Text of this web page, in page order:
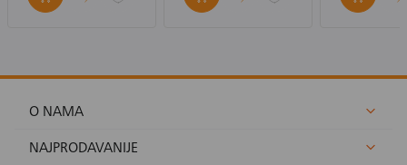
O NAMA
NAJPRODAVANIJE